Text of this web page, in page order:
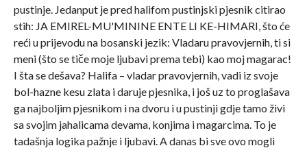
pustinje. Jedanput je pred halifom pustinjski pjesnik citirao
stih: JA EMIREL-MU'MININE ENTE LI KE-HIMARI, što će
reći u prijevodu na bosanski jezik: Vladaru pravovjernih, ti si
meni (što se tiče moje ljubavi prema tebi) kao moj magarac!
I šta se dešava? Halifa – vladar pravovjernih, vadi iz svoje
bol-hazne kesu zlata i daruje pjesnika, i još uz to proglašava
ga najboljim pjesnikom i na dvoru i u pustinji gdje tamo živi
sa svojim jahalicama devama, konjima i magarcima. To je
tadašnja logika pažnje i ljubavi. A danas bi sve ovo mogli